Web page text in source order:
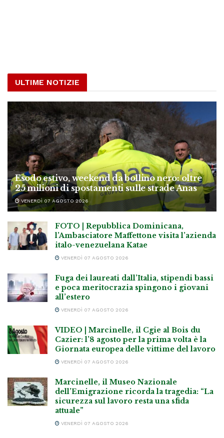
ULTIME NOTIZIE
Esodo estivo, weekend da bollino nero: oltre
25 milioni di spostamenti sulle strade Anas
VENERDÌ 07 AGOSTO 2026
FOTO | Repubblica Dominicana,
l’Ambasciatore Maffettone visita l’azienda
italo-venezuelana Katae
VENERDÌ 07 AGOSTO 2026
Fuga dei laureati dall’Italia, stipendi bassi
e poca meritocrazia spingono i giovani
all’estero
VENERDÌ 07 AGOSTO 2026
VIDEO | Marcinelle, il Cgie al Bois du
Cazier: l’8 agosto per la prima volta è la
Giornata europea delle vittime del lavoro
VENERDÌ 07 AGOSTO 2026
Marcinelle, il Museo Nazionale
dell’Emigrazione ricorda la tragedia: “La
sicurezza sul lavoro resta una sfida
attuale”
VENERDÌ 07 AGOSTO 2026